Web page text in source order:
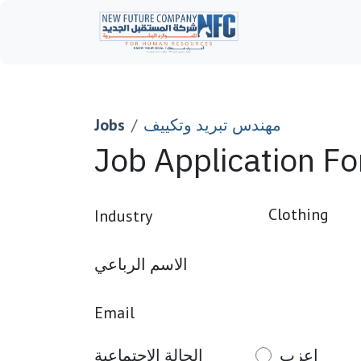
Skip to Content
Jobs مهندس تبريد وتكييف
Job Application
Industry
الاسم الرباعي
Email
الحالة الاجتماعية اعزب